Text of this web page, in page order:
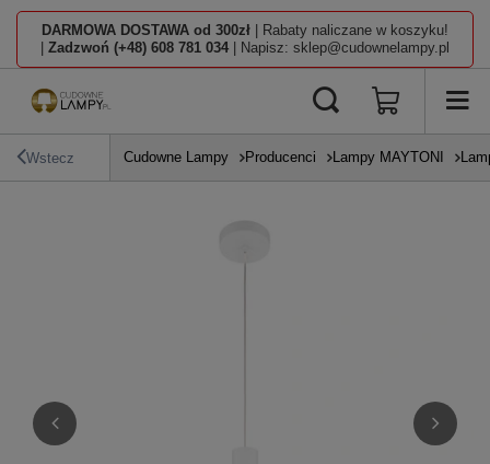
DARMOWA DOSTAWA od 300zł | Rabaty naliczane w koszyku!
Zadzwoń (+48) 608 781 034 | Napisz: sklep@cudownelampy.pl
Wstecz Cudowne Lampy Producenci Lampy MAYTONI